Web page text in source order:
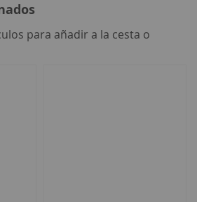
para añadir a la cesta o